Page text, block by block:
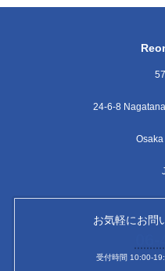
24-6-8
お気軽にお問
受付時間 10:00-